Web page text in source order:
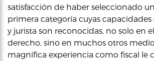
satisfacción de haber seleccionado
primera categoría cuyas
y jurista son reconocidas, no solo en
derecho, sino en muchos otros
magnífica experiencia como fiscal le